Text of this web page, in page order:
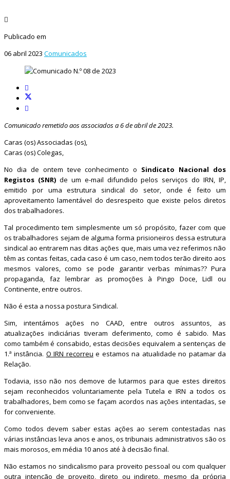
Publicado em
06 abril 2023 Comunicados
Comunicado remetido aos associados a 6 de abril de 2023.
Caras (os) Associadas (os),
Caras (os) Colegas,
No dia de ontem teve conhecimento o Sindicato Nacional dos
Registos (SNR)de um e-mail difundido pelos serviços do IRN, IP,
emitido por uma estrutura sindical do setor, onde é feito um
aproveitamento lamentável do desrespeito que existe pelos diretos
dos trabalhadores.
Tal procedimento tem simplesmente um só propósito, fazer com que
os trabalhadores sejam de alguma forma prisioneiros dessa estrutura
sindical ao entrarem nas ditas ações que, mais uma vez referimos não
têm as contas feitas, cada caso é um caso, nem todos terão direito aos
mesmos valores, como se pode garantir verbas mínimas?? Pura
propaganda, faz lembrar as promoções à Pingo Doce, Lidl ou
Continente, entre outros.
Não é esta a nossa postura Sindical.
Sim, intentámos ações no CAAD, entre outros assuntos, as
atualizações indiciárias tiveram deferimento, como é sabido. Mas
como também é consabido, estas decisões equivalem a sentenças de
1.ª instância. O IRN recorreu e estamos na atualidade no patamar da
Relação.
Todavia, isso não nos demove de lutarmos para que estes direitos
sejam reconhecidos voluntariamente pela Tutela e IRN a todos os
trabalhadores, bem como se façam acordos nas ações intentadas, se
for conveniente.
Como todos devem saber estas ações ao serem contestadas nas
várias instâncias leva anos e anos, os tribunais administrativos são os
mais morosos, em média 10 anos até à decisão final.
Não estamos no sindicalismo para proveito pessoal ou com qualquer
outra intenção de proveito, direto ou indireto, mesmo da própria